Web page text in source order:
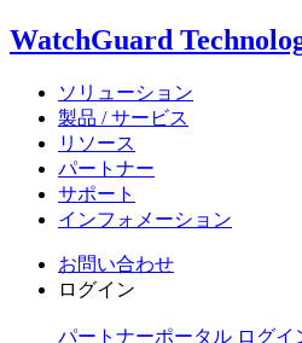
WatchGuard
ソリューション
製品 / サービス
リソース
パートナー
サポート
インフォメーション
お問い合わせ
ログイン
パートナーポータル ログイ